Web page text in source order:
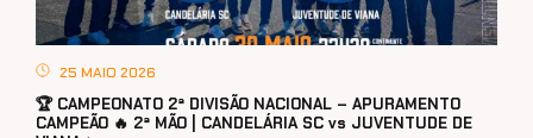
25 MAIO 2026
🏆 CAMPEONATO 2ª DIVISÃO NACIONAL – APURAMENTO
CAMPEÃO 🔥 2ª MÃO | CANDELÁRIA SC vs JUVENTUDE DE